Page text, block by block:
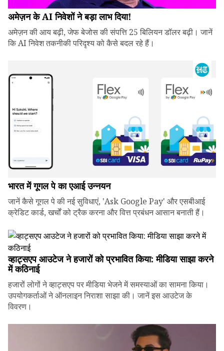
अमेज़न के AI निवेशों ने बड़ा लाभ दिया!
अमेज़न की आय बढ़ी, जेफ बेजोस की संपत्ति 25 बिलियन डॉलर बढ़ी। जानें
कि AI निवेश तकनीकी परिदृश्य को कैसे बदल रहे हैं।
भारत में गूगल पे का एआई उन्नयन
जानें कैसे गूगल पे की नई सुविधाएं, 'Ask Google Pay' और एसबीआई
क्रेडिट कार्ड, खर्चों को ट्रैक करना और वित्त प्रबंधन आसान बनाती हैं।
व्हाट्सएप आउटेज ने हजारों को प्रभावित किया: मीडिया साझा करने
में कठिनाई
हजारों लोगों ने व्हाट्सएप पर मीडिया भेजने में समस्याओं का सामना किया।
उपयोगकर्ताओं ने ऑनलाइन निराशा साझा की। जानें इस आउटेज के
विवरण।